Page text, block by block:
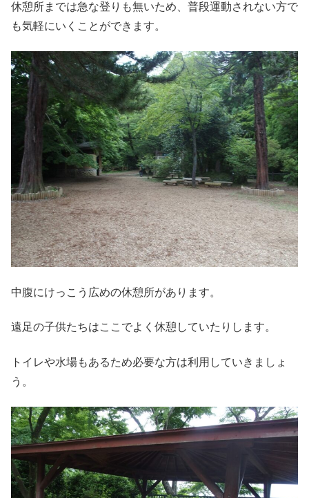
休憩所までは急な登りも無いため、普段運動されない方で
も気軽にいくことができます。
中腹にけっこう広めの休憩所があります。
遠足の子供たちはここでよく休憩していたりします。
トイレや水場もあるため必要な方は利用していきましょ
う。